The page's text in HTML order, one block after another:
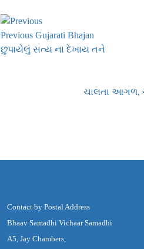
Previous Gujarati Bhajan
છુપાયેલું સત્ય ના દેખાય તને
ચાલતા આગળ,
Contact by Postal Address
Bhaav Samadhi Vichaar Samadhi
A5, Jay Chambers,